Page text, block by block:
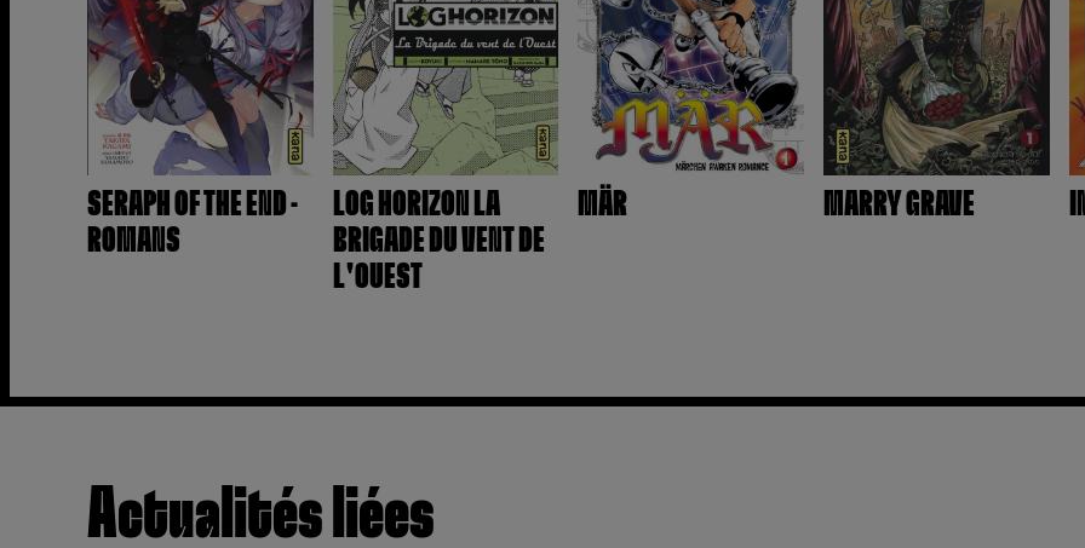
SERAPH OF THE END -
ROMANS
LOG HORIZON LA
BRIGADE DU VENT DE
L'OUEST
MÄR MARRY GRAVE
Actualités liées